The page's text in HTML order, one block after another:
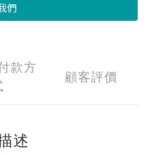
們
款方
顧客評價
述